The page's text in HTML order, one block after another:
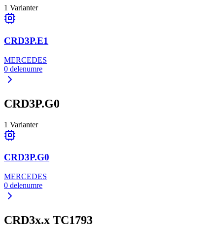
1 Varianter
CRD3P.E1
MERCEDES
0 delenumre
CRD3P.G0
1 Varianter
CRD3P.G0
MERCEDES
0 delenumre
CRD3x.x TC1793